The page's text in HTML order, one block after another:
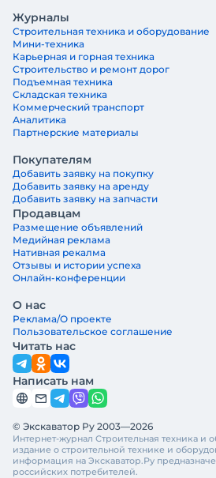
Журналы
Строительная техника и оборудование
Мини-техника
Карьерная и горная техника
Строительство и ремонт дорог
Подъемная техника
Складская техника
Коммерческий транспорт
Аналитика
Партнерские материалы
Покупателям
Добавить заявку на покупку
Добавить заявку на аренду
Добавить заявку на запчасти
Продавцам
Размещение объявлений
Медийная реклама
Нативная рекалма
Отзывы и истории успеха
Онлайн-конференции
О нас
Реклама/О проекте
Пользовательское соглашение
Читать нас
Написать нам
© Экскаватор Ру 2003—2026
Интернет-журнал Строительная техника и
издание о строительной технике и
информация на Экскаватор.Ру
российских потребителей.